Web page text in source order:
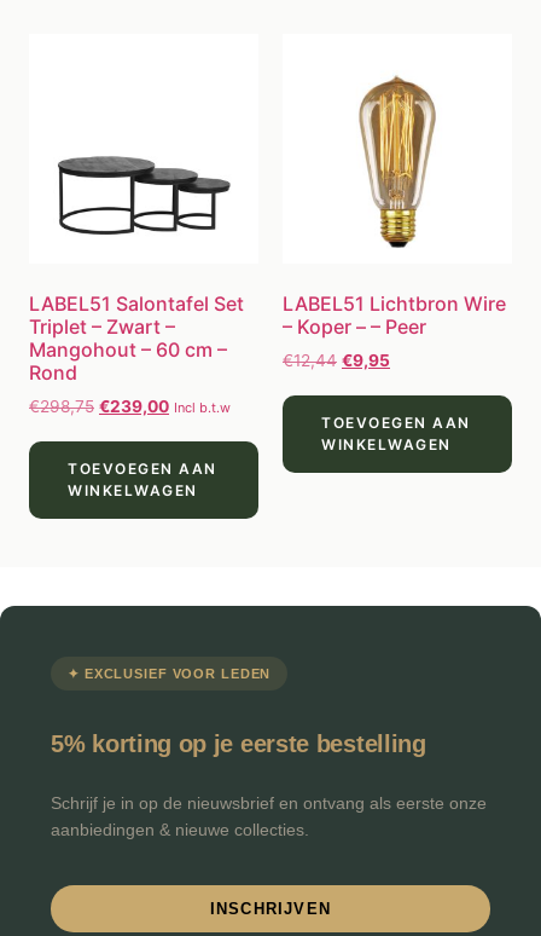
LABEL51 Salontafel Set
Triplet – Zwart –
Mangohout – 60 cm –
Rond
€298,75 €239,00 Incl b.t.w
TOEVOEGEN AAN
WINKELWAGEN
LABEL51 Lichtbron Wire
– Koper – – Peer
€12,44 €9,95
TOEVOEGEN AAN
WINKELWAGEN
✦ EXCLUSIEF VOOR LEDEN
5% korting op je eerste bestelling
Schrijf je in op de nieuwsbrief en ontvang als eerste onze
aanbiedingen & nieuwe collecties.
INSCHRIJVEN